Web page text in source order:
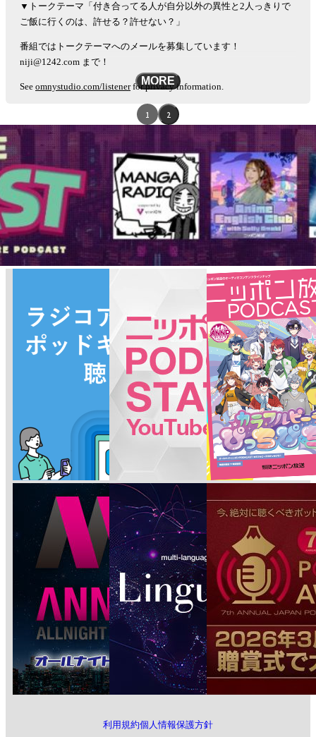
▼トークテーマ「付き合ってる人が自分以外の異性と2人っきりで
ご飯に行くのは、許せる？許せない？」
番組ではトークテーマへのメールを募集しています！
niji@1242.com まで！
See omnystudio.com/listenerfor privacy information.
MORE
ピ
ソ
ー
ド
リ
ス
ト
ン
1 2
利用規約個人情報保護方針